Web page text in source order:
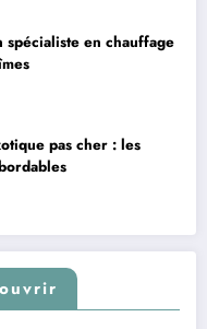
en chauffage
pas cher : les